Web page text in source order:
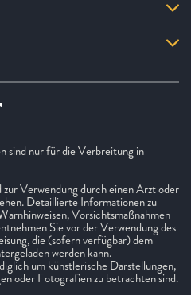
sind nur für die Verbreitung in
Verwendung durch einen Arzt oder
Detaillierte Informationen zu
Vorsichtsmaßnahmen
Sie vor der Verwendung des
die (sofern verfügbar) dem
werden kann.
um künstlerische Darstellungen,
oder Fotografien zu betrachten sind.